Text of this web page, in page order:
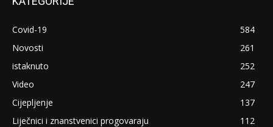
Covid-19
584
Novosti
261
istaknuto
252
Video
247
Cijepljenje
137
Liječnici i znanstvenici progovaraju
112